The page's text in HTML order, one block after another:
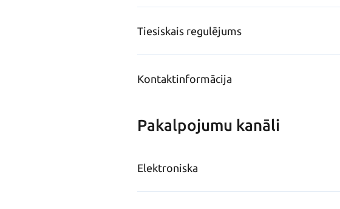
Tiesiskais regulējums
Kontaktinformācija
Pakalpojumu kanāli
Elektroniska